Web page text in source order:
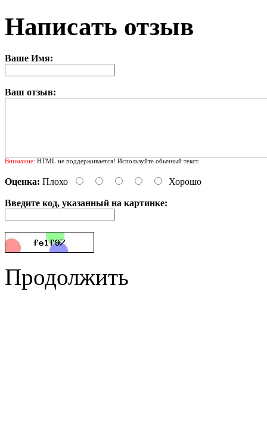
Написать отзыв
Ваше Имя:
Ваш отзыв:
Внимание: HTML не поддерживается! Используйте обычный текст.
Оценка: Плохо Хорошо
Введите код, указанный на картинке:
Продолжить